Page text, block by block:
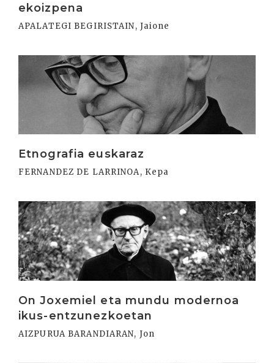
ekoizpena
APALATEGI BEGIRISTAIN, Jaione
Etnografia euskaraz
FERNANDEZ DE LARRINOA, Kepa
Irakurri
On Joxemiel eta mundu modernoa
ikus-entzunezkoetan
AIZPURUA BARANDIARAN, Jon
Irakurri